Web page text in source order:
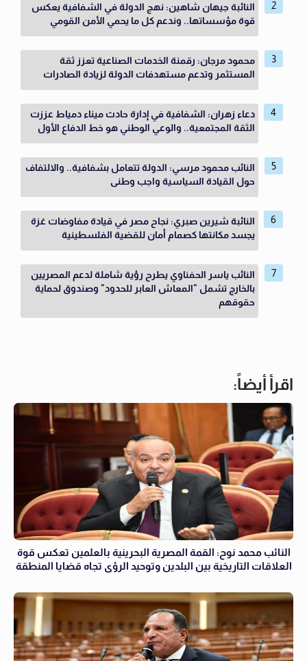
النائبة جيهان شاهين: نهج الدولة في الشفافية يعكس
قوة مؤسساتها.. وندعم كل ما يحمي الأمن القومي
محمود مرجان: رقمنة الخدمات الصناعية تعزز ثقة
المستثمر وتدعم مستهدفات الدولة لزيادة الصادرات
دعاء زهران: الشفافية في إدارة حادث ميناء دمياط عززت
الثقة المجتمعية.. والوعي الوطني هو خط الدفاع الأول
النائب محمود مرسي: الدولة تتعامل بشفافية.. والالتفاف
حول القيادة السياسية واجب وطنى
النائبة شيرين صبري: نجاح مصر في قيادة مفاوضات غزة
يجسد مكانتها كصمام أمان للقضية الفلسطينية
النائب ياسر الحفناوي يطرح رؤية شاملة لدعم المصريين
بالخارج تشمل "المعاش العابر للحدود" وصندوق لحماية
حقوقهم
اقرأ أيضاً:
النائب محمد نوح: القمة المصرية البحرينية بالعلمين تعكس قوة
العلاقات التاريخية بين البلدين وتوحيد الرؤى تجاه قضايا المنطقة